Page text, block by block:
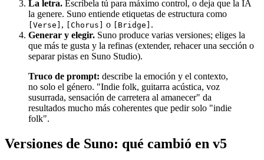
La letra. Escríbela tú para máximo control, o deja que la IA
la genere. Suno entiende etiquetas de estructura como
[Verse] , [Chorus] o [Bridge] .
Generar y elegir. Suno produce varias versiones; eliges la
que más te gusta y la refinas (extender, rehacer una sección o
separar pistas en Suno Studio).
Truco de prompt: describe la emoción y el contexto,
no solo el género. "Indie folk, guitarra acústica, voz
susurrada, sensación de carretera al amanecer" da
resultados mucho más coherentes que pedir solo "indie
folk".
Versiones de Suno: qué cambió en v5